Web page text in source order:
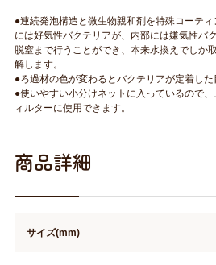
●連続発泡構造と微生物親和剤を特殊コーテ
には好気性バクテリアが、内部には嫌気性バ
脱窒まで行うことができ、本来水換えでしか
解します。
●ろ過材の色が変わるとバクテリアが定着した
●使いやすい小分けネットに入っているので
ィルターに使用できます。
商品詳細
サイズ(mm)